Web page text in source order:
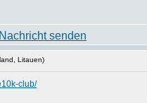
Litauen)
club/